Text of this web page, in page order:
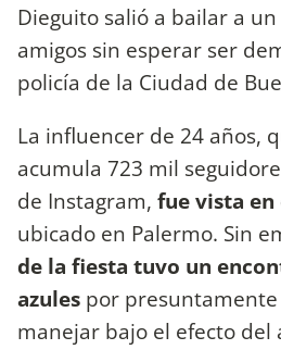
Dieguito salió a bailar a
amigos sin esperar ser
policía de la Ciudad de
La influencer de 24 años,
acumula 723 mil
de Instagram, fue vista en
ubicado en Palermo. Sin
de la fiesta tuvo un
azules por
manejar bajo el efecto del